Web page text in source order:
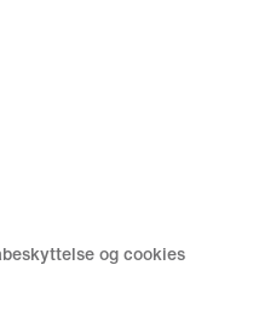
og cookies